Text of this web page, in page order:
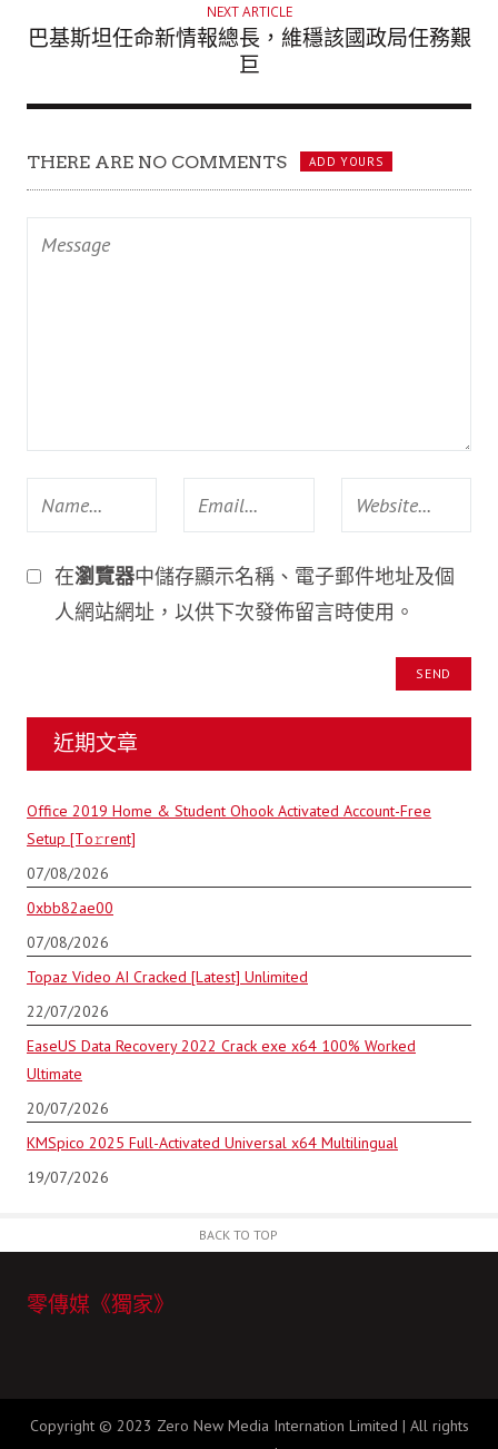
NEXT ARTICLE
巴基斯坦任命新情報總長，維穩該國政局任務艱
巨
THERE ARE NO COMMENTS ADD YOURS
在瀏覽器中儲存顯示名稱、電子郵件地址及個
人網站網址，以供下次發佈留言時使用。
近期文章
Office 2019 Home & Student Ohook Activated Account-Free
Setup [Тo𝚛rent]
07/08/2026
0xbb82ae00
07/08/2026
Topaz Video AI Cracked [Latest] Unlimited
22/07/2026
EaseUS Data Recovery 2022 Crack exe x64 100% Worked
Ultimate
20/07/2026
KMSpico 2025 Full-Activated Universal x64 Multilingual
19/07/2026
BACK TO TOP
零傳媒《獨家》
Copyright © 2023 Zero New Media Internation Limited | All rights